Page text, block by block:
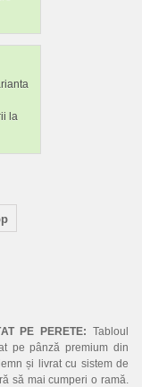
la
PE PERETE:Tabloul
pe pânză premium din
și livrat cu sistem de
să mai cumperi o ramă.